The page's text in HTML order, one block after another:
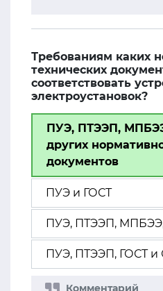
Требованиям каких
технических
соответствовать
электроустановок?
ПУЭ, ПТЭЭП,
других
документов
ПУЭ и ГОСТ
ПУЭ, ПТЭЭП,
ПУЭ, ПТЭЭП, ГОСТ